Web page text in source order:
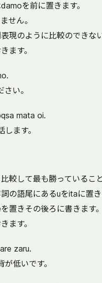
を前に置きます。
せん。
現のように比較のできな
ます。
い。
mata oi.
ます。
較して最も勝っているこ
の語尾にあるuをitaに置き
置きその後ろに書きます。
ます。
zaru.
低いです。